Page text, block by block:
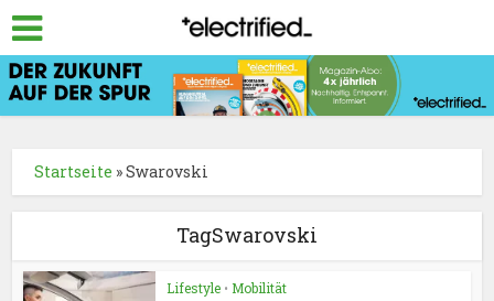
Startseite »Swarovski
TagSwarovski
Lifestyle • Mobilität